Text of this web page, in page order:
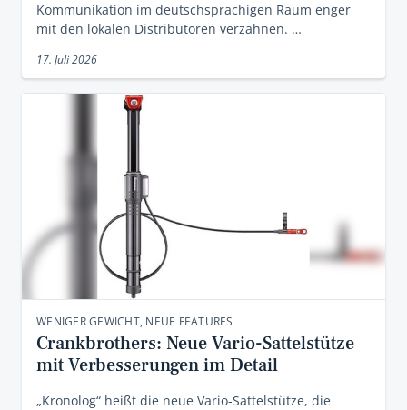
Kommunikation im deutschsprachigen Raum enger
mit den lokalen Distributoren verzahnen. …
17. Juli 2026
WENIGER GEWICHT, NEUE FEATURES
Crankbrothers: Neue Vario-Sattelstütze
mit Verbesserungen im Detail
„Kronolog“ heißt die neue Vario-Sattelstütze, die